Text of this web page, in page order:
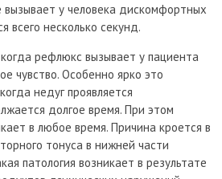
вызывает у человека дискомфортных
всего несколько секунд.
рефлюкс вызывает у пациента
чувство. Особенно ярко это
недуг проявляется
долгое время. При этом
в любое время. Причина кроется в
тонуса в нижней части
патология возникает в результате